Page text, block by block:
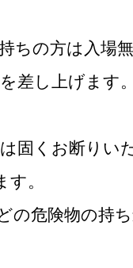
ちの方は入場
差し上げます
固くお断りい
。
の危険物の持